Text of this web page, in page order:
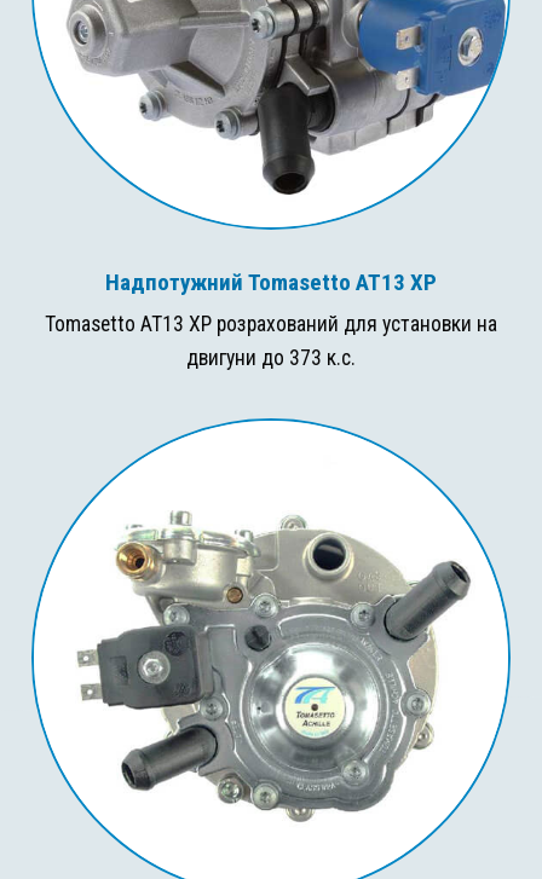
Надпотужний Tomasetto AT13 XP
Tomasetto AT13 XP розрахований для установки на
двигуни до 373 к.с.